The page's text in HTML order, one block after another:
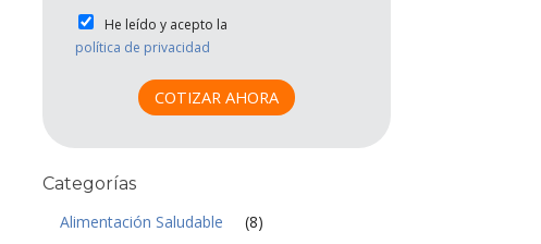
n
e
*
P
r
i
d
a
d
He leído y acepto la
política de privacidad
COTIZAR AHORA
Categorías
Alimentación Saludable
(8)